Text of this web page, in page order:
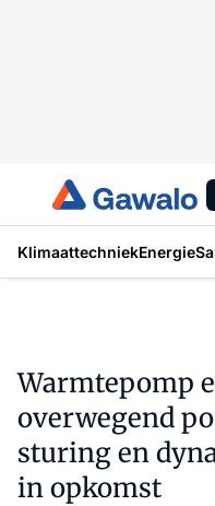
KlimaattechniekEnergie
Warmtepomp
overwegend
sturing en
in opkomst